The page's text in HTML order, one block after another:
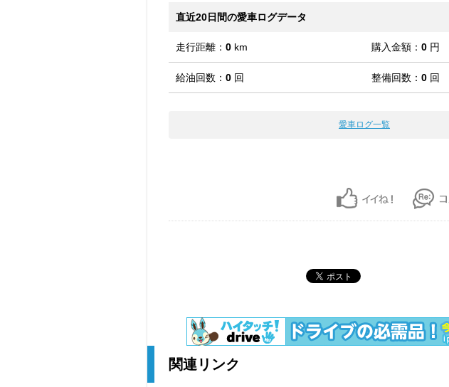
直近20日間の愛車ログデータ
走行距離： 0 km 購入金額： 0 円
給油回数： 0 回 整備回数： 0 回
愛車ログ一覧
関連リンク